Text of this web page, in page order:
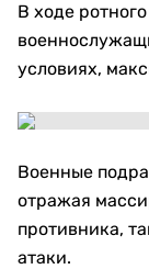
В ходе
условиях,
Военные
отражая
противника,
атаки.